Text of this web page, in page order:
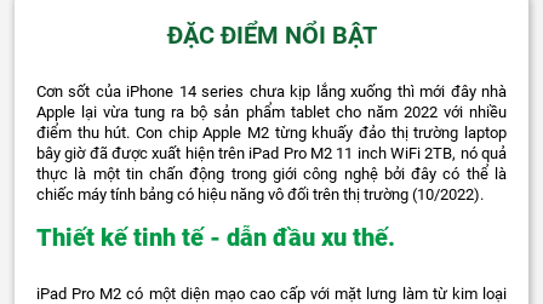
ĐẶC ĐIỂM NỔI BẬT
Cơn sốt của iPhone 14 series chưa kịp lắng xuống thì mới đây nhà
Apple lại vừa tung ra bộ sản phẩm tablet cho năm 2022 với nhiều
điểm thu hút. Con chip Apple M2 từng khuấy đảo thị trường laptop
bây giờ đã được xuất hiện trên iPad Pro M2 11 inch WiFi 2TB, nó quả
thực là một tin chấn động trong giới công nghệ bởi đây có thể là
chiếc máy tính bảng có hiệu năng vô đối trên thị trường (10/2022).
Thiết kế tinh tế - dẫn đầu xu thế.
iPad Pro M2 có một diện mạo cao cấp với mặt lưng làm từ kim loại